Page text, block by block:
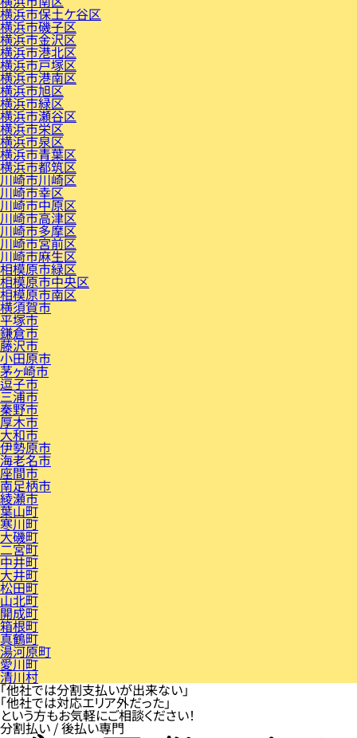
横浜市保土ケ谷区
横浜市磯子区
横浜市金沢区
横浜市港北区
横浜市戸塚区
横浜市港南区
横浜市旭区
横浜市緑区
横浜市瀬谷区
横浜市栄区
横浜市泉区
横浜市青葉区
横浜市都筑区
川崎市川崎区
川崎市幸区
川崎市中原区
川崎市高津区
川崎市多摩区
川崎市宮前区
川崎市麻生区
相模原市緑区
相模原市中央区
相模原市南区
横須賀市
平塚市
鎌倉市
藤沢市
小田原市
茅ヶ崎市
逗子市
三浦市
秦野市
厚木市
大和市
伊勢原市
海老名市
座間市
南足柄市
綾瀬市
葉山町
寒川町
大磯町
二宮町
中井町
大井町
松田町
山北町
開成町
箱根町
真鶴町
湯河原町
愛川町
清川村
「他社では分割支払いが出来ない」
「他社では対応エリア外だった」
という方もお気軽にご相談ください！
分割払い / 後払い専門